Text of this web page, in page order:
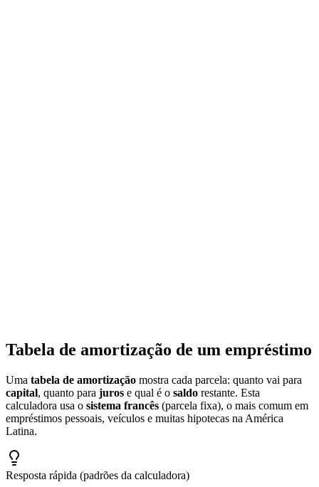
Guatemala
Tabela de amortização de um empréstimo
Uma tabela de amortização mostra cada parcela: quanto vai para
capital, quanto para juros e qual é o saldo restante. Esta
calculadora usa o sistema francês (parcela fixa), o mais comum em
empréstimos pessoais, veículos e muitas hipotecas na América
Latina.
Resposta rápida (padrões da calculadora)